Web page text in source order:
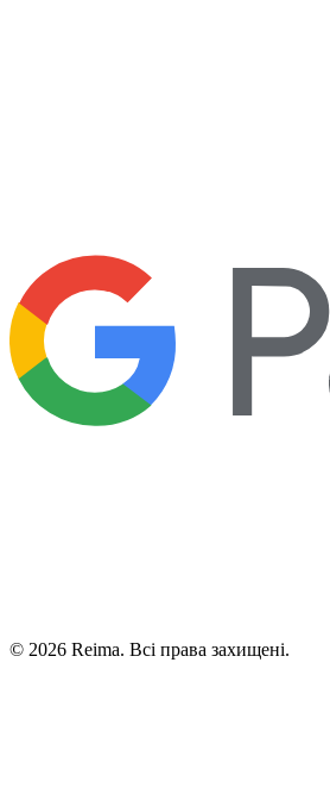
© 2026 Reima. Всі права захищені.